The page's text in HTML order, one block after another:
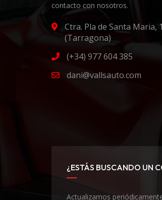
contacto con nosotros.
Ctra. Pla de Santa Maria,
(Tarragona)
(+34) 977 604 385
dani@vallsauto.com
¿ESTÁS BUSCANDO UN
Actualizamos